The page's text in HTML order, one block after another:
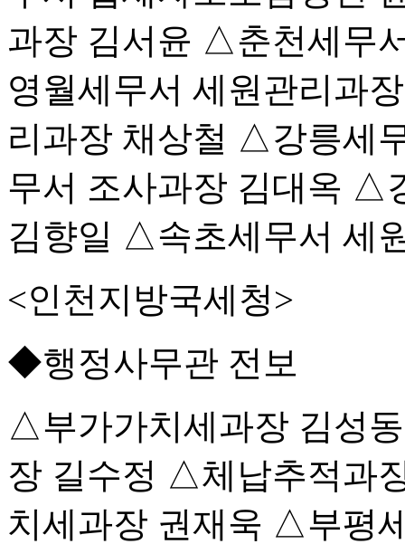
과장 김서윤 △춘천세무
영월세무서 세원관리과
리과장 채상철 △강릉세
무서 조사과장 김대옥 △
김향일 △속초세무서 세
<인천지방국세청>
◆행정사무관 전보
△부가가치세과장 김성
장 길수정 △체납추적과
치세과장 권재욱 △부평